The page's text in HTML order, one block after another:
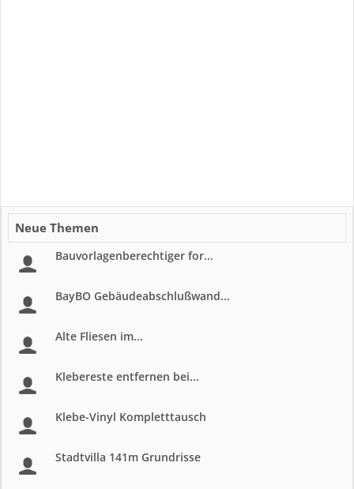
Neue Themen
Bauvorlagenberechtiger for...
BayBO Gebäudeabschlußwand...
Alte Fliesen im...
Klebereste entfernen bei...
Klebe-Vinyl Kompletttausch
Stadtvilla 141m Grundrisse